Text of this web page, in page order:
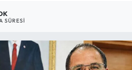
SÜRESI